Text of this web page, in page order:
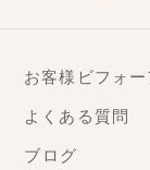
お客様ビフォ
よくある質問
ブログ